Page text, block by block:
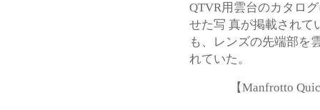
QTVR用雲台のカタロ
せた写 真が掲載されて
も、レンズの先端部を
れていた。
【Manfrotto